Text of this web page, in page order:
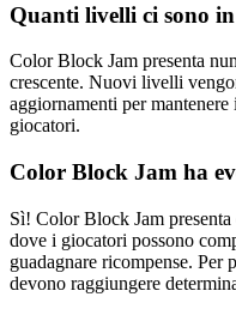
Quanti livelli ci sono
Color Block Jam presenta
crescente. Nuovi livelli
aggiornamenti per
giocatori.
Color Block Jam ha
Sì! Color Block Jam
dove i giocatori possono
guadagnare ricompense. Per
devono raggiungere